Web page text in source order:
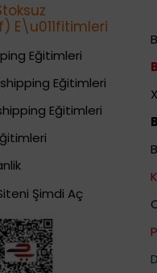
E\u011fitimleri
Eğitimleri
Eğitimleri
Eğitimleri
Şimdi Aç